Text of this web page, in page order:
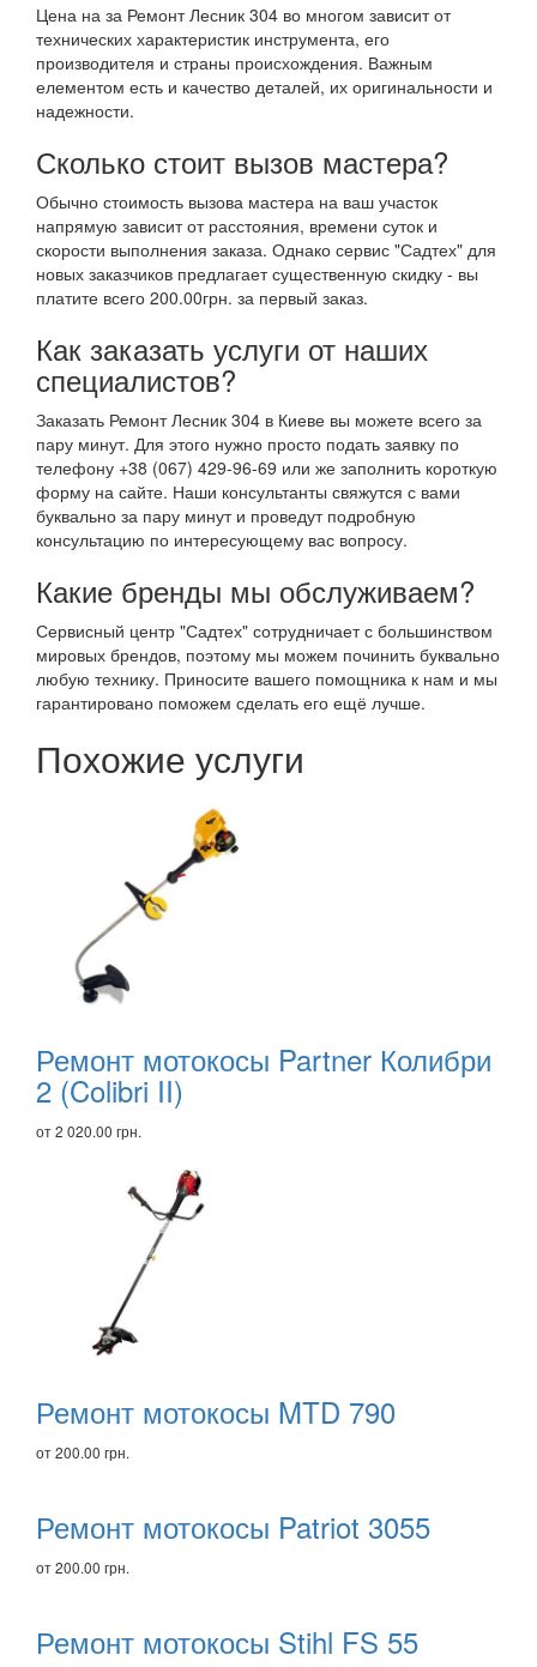
Цена на за Ремонт Лесник 304 во многом зависит от
технических характеристик инструмента, его
производителя и страны происхождения. Важным
елементом есть и качество деталей, их оригинальности и
надежности.
Сколько стоит вызов мастера?
Обычно стоимость вызова мастера на ваш участок
напрямую зависит от расстояния, времени суток и
скорости выполнения заказа. Однако сервис "Садтех" для
новых заказчиков предлагает существенную скидку - вы
платите всего 200.00грн. за первый заказ.
Как заказать услуги от наших
специалистов?
Заказать Ремонт Лесник 304 в Киеве вы можете всего за
пару минут. Для этого нужно просто подать заявку по
телефону +38 (067) 429-96-69 или же заполнить короткую
форму на сайте. Наши консультанты свяжутся с вами
буквально за пару минут и проведут подробную
консультацию по интересующему вас вопросу.
Какие бренды мы обслуживаем?
Сервисный центр "Садтех" сотрудничает с большинством
мировых брендов, поэтому мы можем починить буквально
любую технику. Приносите вашего помощника к нам и мы
гарантировано поможем сделать его ещё лучше.
Похожие услуги
Рекомендуем
Ремонт мотокосы Partner Колибри
2 (Colibri II)
от 2 020.00 грн.
Ремонт мотокосы MTD 790
от 200.00 грн.
Ремонт мотокосы Patriot 3055
от 200.00 грн.
Ремонт мотокосы Stihl FS 55